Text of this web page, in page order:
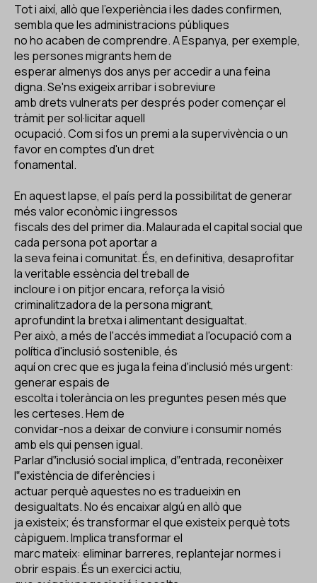
Tot i així, allò que l'experiència i les dades confirmen,
sembla que les administracions públiques
no ho acaben de comprendre. A Espanya, per exemple,
les persones migrants hem de
esperar almenys dos anys per accedir a una feina
digna. Se'ns exigeix arribar i sobreviure
amb drets vulnerats per després poder començar el
tràmit per sol·licitar aquell
ocupació. Com si fos un premi a la supervivència o un
favor en comptes d'un dret
fonamental.
En aquest lapse, el país perd la possibilitat de generar
més valor econòmic i ingressos
fiscals des del primer dia. Malaurada el capital social que
cada persona pot aportar a
la seva feina i comunitat. És, en definitiva, desaprofitar
la veritable essència del treball de
incloure i on pitjor encara, reforça la visió
criminalitzadora de la persona migrant,
aprofundint la bretxa i alimentant desigualtat.
Per això, a més de l'accés immediat a l'ocupació com a
política d'inclusió sostenible, és
aquí on crec que es juga la feina d'inclusió més urgent:
generar espais de
escolta i tolerància on les preguntes pesen més que
les certeses. Hem de
convidar-nos a deixar de conviure i consumir només
amb els qui pensen igual.
Parlar d‟inclusió social implica, d‟entrada, reconèixer
l‟existència de diferències i
actuar perquè aquestes no es tradueixin en
desigualtats. No és encaixar algú en allò que
ja existeix; és transformar el que existeix perquè tots
càpiguem. Implica transformar el
marc mateix: eliminar barreres, replantejar normes i
obrir espais. És un exercici actiu,